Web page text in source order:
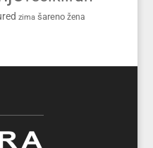
zima šareno žena